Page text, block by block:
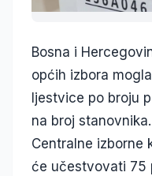
Bosna i
općih izbora
ljestvice po broju
na broj
Centralne izborne
će učestvovati 75